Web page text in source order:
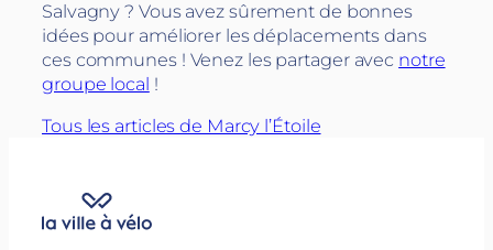
Salvagny ? Vous avez sûrement de bonnes
idées pour améliorer les déplacements dans
ces communes ! Venez les partager avec notre
groupe local !
Tous les articles de Marcy l’Étoile